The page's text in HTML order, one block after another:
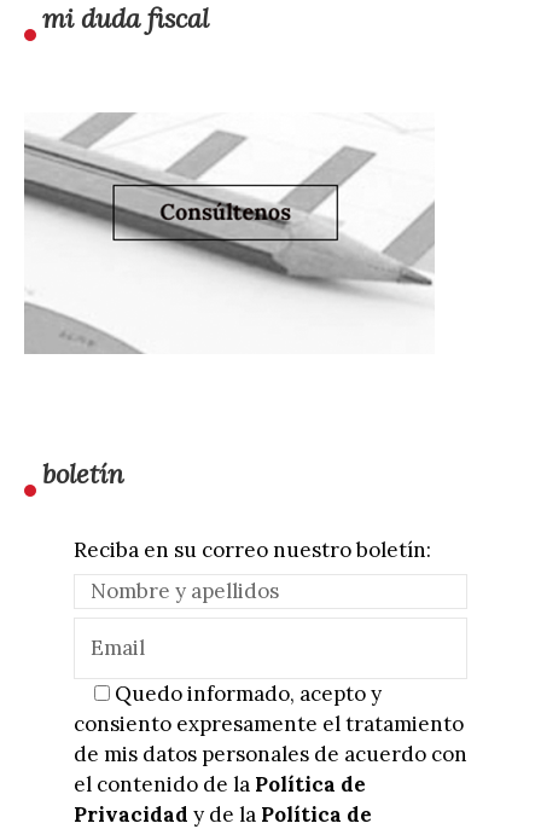
mi duda fiscal
boletín
Reciba en su correo nuestro boletín:
Quedo informado, acepto y
consiento expresamente el tratamiento
de mis datos personales de acuerdo con
el contenido de la Política de
Privacidad y de la Política de